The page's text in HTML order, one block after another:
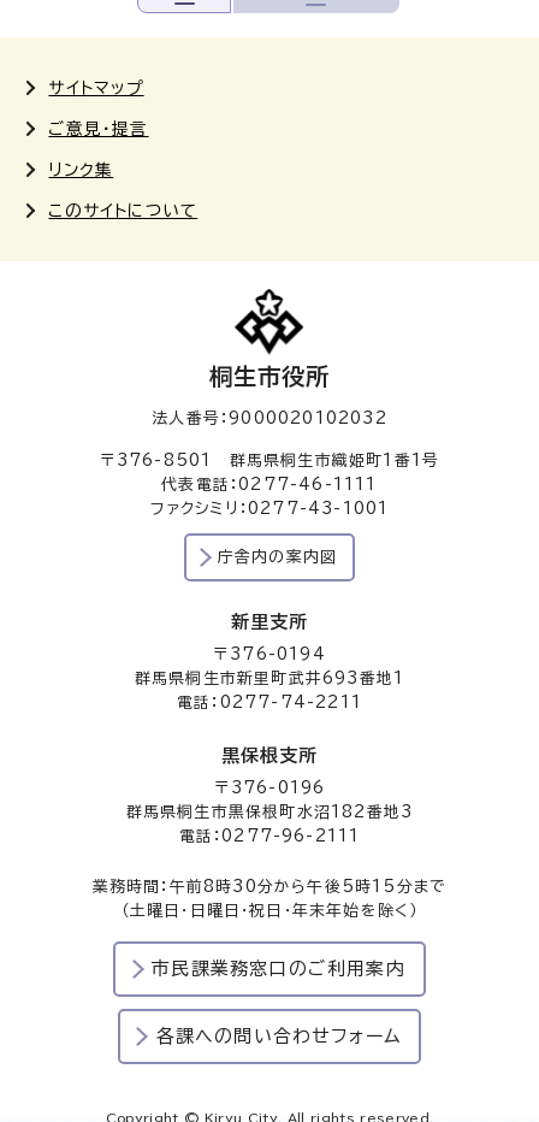
サイトマップ
ご意見・提言
リンク集
このサイトについて
桐生市役所
法人番号：9000020102032
〒376-8501 群馬県桐生市織姫町1番1号
代表電話：0277-46-1111
ファクシミリ：0277-43-1001
庁舎内の案内図
新里支所
〒376-0194
群馬県桐生市新里町武井693番地1
電話：0277-74-2211
黒保根支所
〒376-0196
群馬県桐生市黒保根町水沼182番地3
電話：0277-96-2111
業務時間：午前8時30分から午後5時15分まで
（土曜日・日曜日・祝日・年末年始を除く）
市民課業務窓口のご利用案内
各課への問い合わせフォーム
Copyright © Kiryu City. All rights reserved.